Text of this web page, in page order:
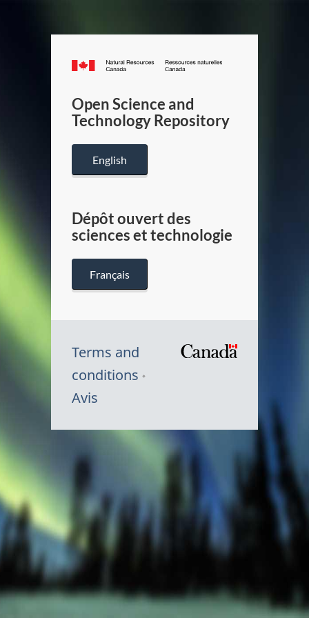
Canada.ca
/
Canada
Open Science and
Technology Repository
English
Dépôt ouvert des
sciences et technologie
Français
Terms and
conditions
Avis
Canada